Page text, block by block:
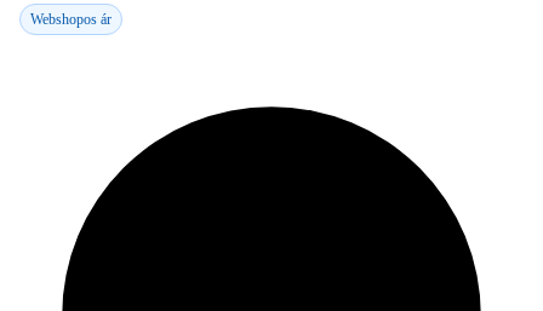
Webshopos ár